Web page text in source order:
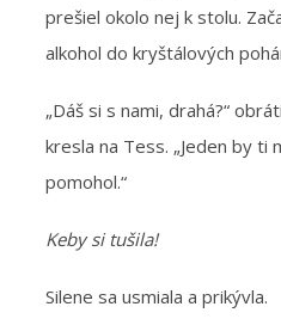
prešiel okolo nej k stolu.
alkohol do kryštálových
„Dáš si s nami, drahá?“
kresla na Tess. „Jeden by ti
pomohol.“
Keby si tušila!
Silene sa usmiala a prikývla.